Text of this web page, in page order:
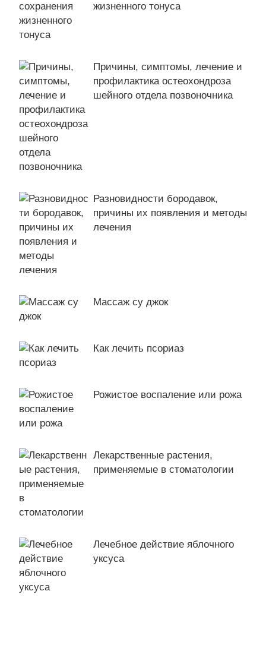
жизненного тонуса
Причины, симптомы, лечение и
профилактика остеохондроза
шейного отдела позвоночника
Разновидности бородавок,
причины их появления и методы
лечения
Массаж су джок
Как лечить псориаз
Рожистое воспаление или рожа
Лекарственные растения,
применяемые в стоматологии
Лечебное действие яблочного
уксуса